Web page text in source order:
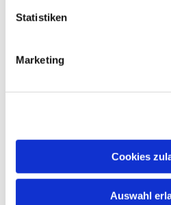
Statistiken
Marketing
Cookies
Auswahl